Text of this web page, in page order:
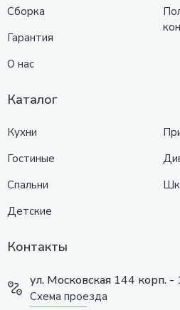
Сборка
Гарантия
О нас
Каталог
Кухни
Гостиные
Спальни
Детские
Контакты
ул. Московская 144 корп. -
Схема проезда